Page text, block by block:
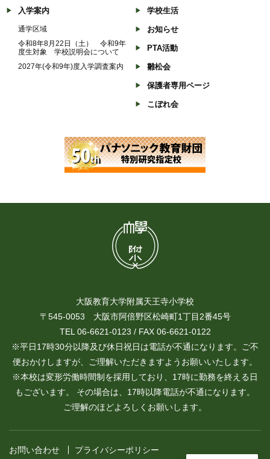
入学案内
通学区域
令和8年8月22日（土） 令和9年
度生対象 学校説明会について
2027年(令和9年)度入学調査案内
学校生活
お知らせ
PTA活動
雛松会
保護者専用ページ
こぼれ会
大阪教育大学附属天王寺小学校
〒545-0053 大阪市阿倍野区松崎町1丁目2番45号
TEL 06-6621-0123 / FAX 06-6621-0122
※平日17時30分以降及び休日祝日は電話が不通になります。ご不
便おかけしますが、ご理解いただきますようお願いいたします。
※本校は変形労働時間制を採用しており、17時に勤務を終える日
もございます。 その場合は、17時以降電話が不通になります。
ご理解のほどよろしくお願いします。
お問い合わせ プライバシーポリシー